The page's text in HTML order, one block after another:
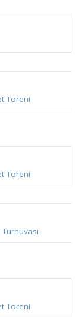
Töreni
Töreni
Töreni